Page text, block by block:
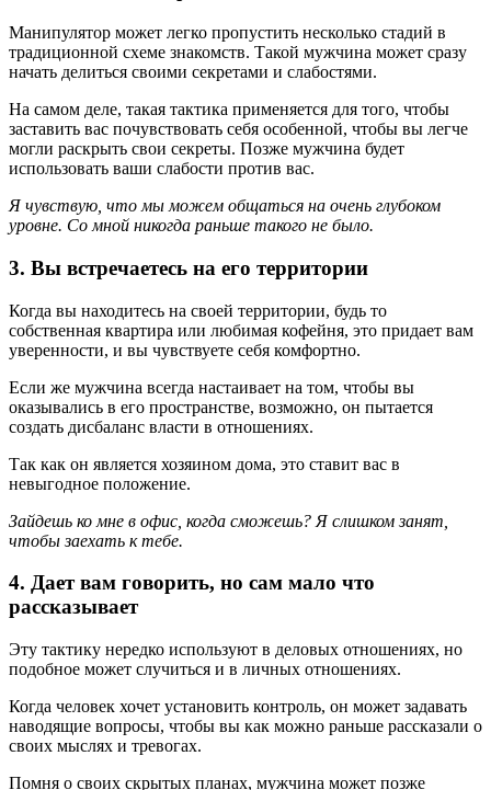
Манипулятор может легко пропустить несколько стадий в
традиционной схеме знакомств. Такой мужчина может сразу
начать делиться своими секретами и слабостями.
На самом деле, такая тактика применяется для того, чтобы
заставить вас почувствовать себя особенной, чтобы вы легче
могли раскрыть свои секреты. Позже мужчина будет
использовать ваши слабости против вас.
Я чувствую, что мы можем общаться на очень глубоком
уровне. Со мной никогда раньше такого не было.
3. Вы встречаетесь на его территории
Когда вы находитесь на своей территории, будь то
собственная квартира или любимая кофейня, это придает вам
уверенности, и вы чувствуете себя комфортно.
Если же мужчина всегда настаивает на том, чтобы вы
оказывались в его пространстве, возможно, он пытается
создать дисбаланс власти в отношениях.
Так как он является хозяином дома, это ставит вас в
невыгодное положение.
Зайдешь ко мне в офис, когда сможешь? Я слишком занят,
чтобы заехать к тебе.
4. Дает вам говорить, но сам мало что
рассказывает
Эту тактику нередко используют в деловых отношениях, но
подобное может случиться и в личных отношениях.
Когда человек хочет установить контроль, он может задавать
наводящие вопросы, чтобы вы как можно раньше рассказали о
своих мыслях и тревогах.
Помня о своих скрытых планах, мужчина может позже